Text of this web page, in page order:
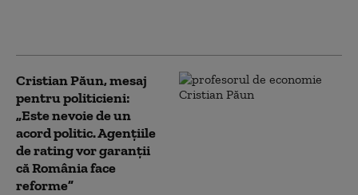
Cristian Păun, mesaj
pentru politicieni:
„Este nevoie de un
acord politic. Agențiile
de rating vor garanții
că România face
reforme”